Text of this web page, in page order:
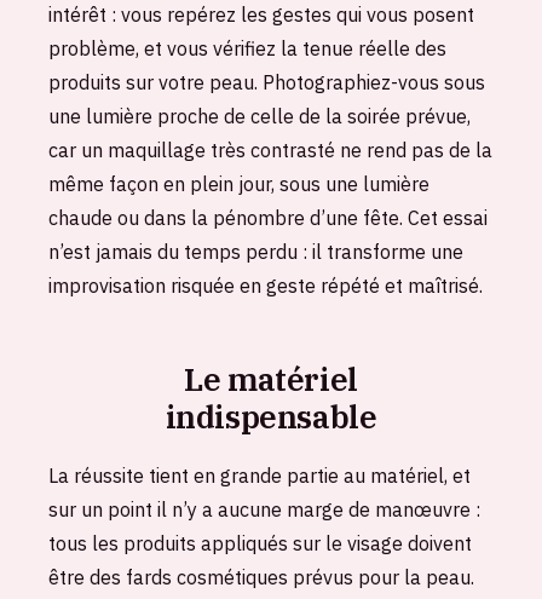
intérêt : vous repérez les gestes qui vous posent
problème, et vous vérifiez la tenue réelle des
produits sur votre peau. Photographiez-vous sous
une lumière proche de celle de la soirée prévue,
car un maquillage très contrasté ne rend pas de la
même façon en plein jour, sous une lumière
chaude ou dans la pénombre d’une fête. Cet essai
n’est jamais du temps perdu : il transforme une
improvisation risquée en geste répété et maîtrisé.
Le matériel
indispensable
La réussite tient en grande partie au matériel, et
sur un point il n’y a aucune marge de manœuvre :
tous les produits appliqués sur le visage doivent
être des fards cosmétiques prévus pour la peau.